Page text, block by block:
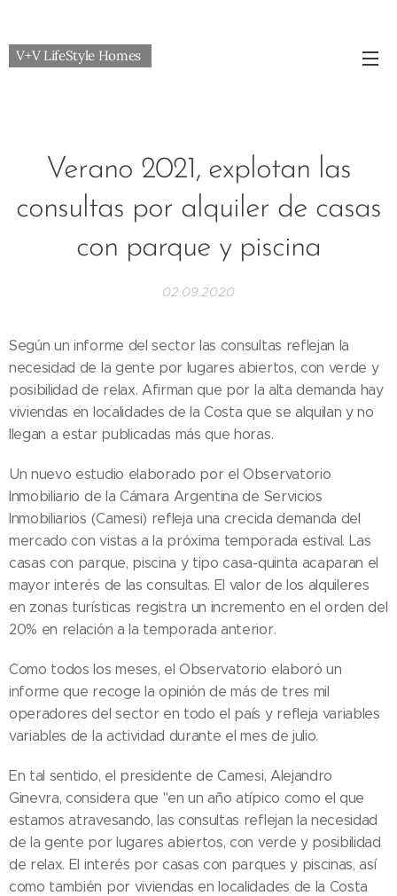
V+V LifeStyle Homes
Verano 2021, explotan las
consultas por alquiler de casas
con parque y piscina
02.09.2020
Según un informe del sector las consultas reflejan la
necesidad de la gente por lugares abiertos, con verde y
posibilidad de relax. Afirman que por la alta demanda hay
viviendas en localidades de la Costa que se alquilan y no
llegan a estar publicadas más que horas.
Un nuevo estudio elaborado por el Observatorio
Inmobiliario de la Cámara Argentina de Servicios
Inmobiliarios (Camesi) refleja una crecida demanda del
mercado con vistas a la próxima temporada estival. Las
casas con parque, piscina y tipo casa-quinta acaparan el
mayor interés de las consultas. El valor de los alquileres
en zonas turísticas registra un incremento en el orden del
20% en relación a la temporada anterior.
Como todos los meses, el Observatorio elaboró un
informe que recoge la opinión de más de tres mil
operadores del sector en todo el país y refleja variables
variables de la actividad durante el mes de julio.
En tal sentido, el presidente de Camesi, Alejandro
Ginevra, considera que "en un año atípico como el que
estamos atravesando, las consultas reflejan la necesidad
de la gente por lugares abiertos, con verde y posibilidad
de relax. El interés por casas con parques y piscinas, así
como también por viviendas en localidades de la Costa